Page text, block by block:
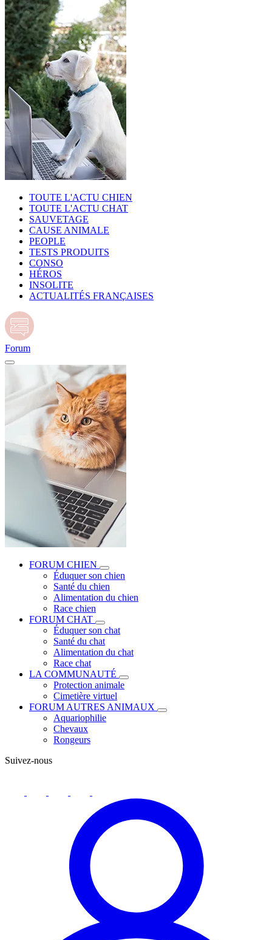
TOUTE L'ACTU CHIEN
TOUTE L'ACTU CHAT
SAUVETAGE
CAUSE ANIMALE
PEOPLE
TESTS PRODUITS
CONSO
HÉROS
INSOLITE
ACTUALITÉS FRANÇAISES
Forum
FORUM CHIEN
Éduquer son chien
Santé du chien
Alimentation du chien
Race chien
FORUM CHAT
Éduquer son chat
Santé du chat
Alimentation du chat
Race chat
LA COMMUNAUTÉ
Protection animale
Cimetière virtuel
FORUM AUTRES ANIMAUX
Aquariophilie
Chevaux
Rongeurs
Suivez-nous